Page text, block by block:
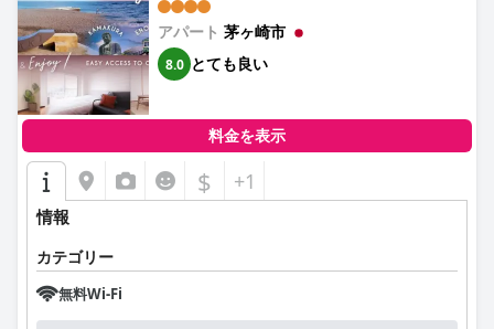
アパート 茅ヶ崎市
8.0 とても良い
料金を表示
$ +1
情報
カテゴリー
無料Wi-Fi